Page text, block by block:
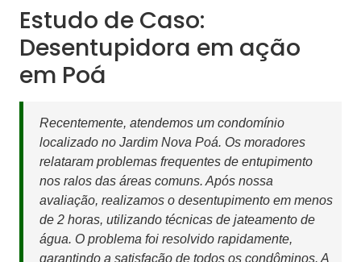
Estudo de Caso:
Desentupidora em ação
em Poá
Recentemente, atendemos um condomínio
localizado no Jardim Nova Poá. Os moradores
relataram problemas frequentes de entupimento
nos ralos das áreas comuns. Após nossa
avaliação, realizamos o desentupimento em menos
de 2 horas, utilizando técnicas de jateamento de
água. O problema foi resolvido rapidamente,
garantindo a satisfação de todos os condôminos. A